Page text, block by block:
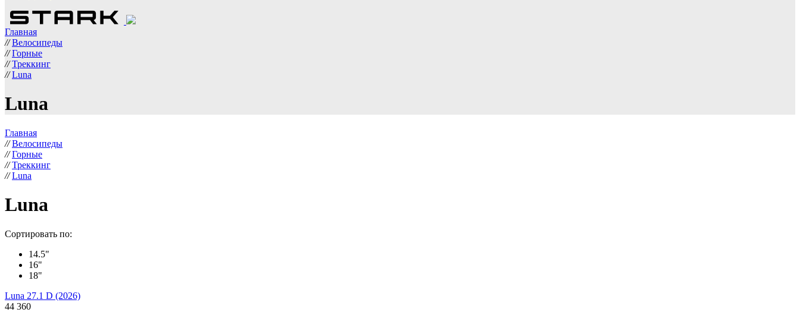
Главная
// Велосипеды
// Горные
// Треккинг
// Luna
Luna
Главная
// Велосипеды
// Горные
// Треккинг
// Luna
Luna
Сортировать по:
14.5"
16"
18"
Luna 27.1 D (2026)
44 360